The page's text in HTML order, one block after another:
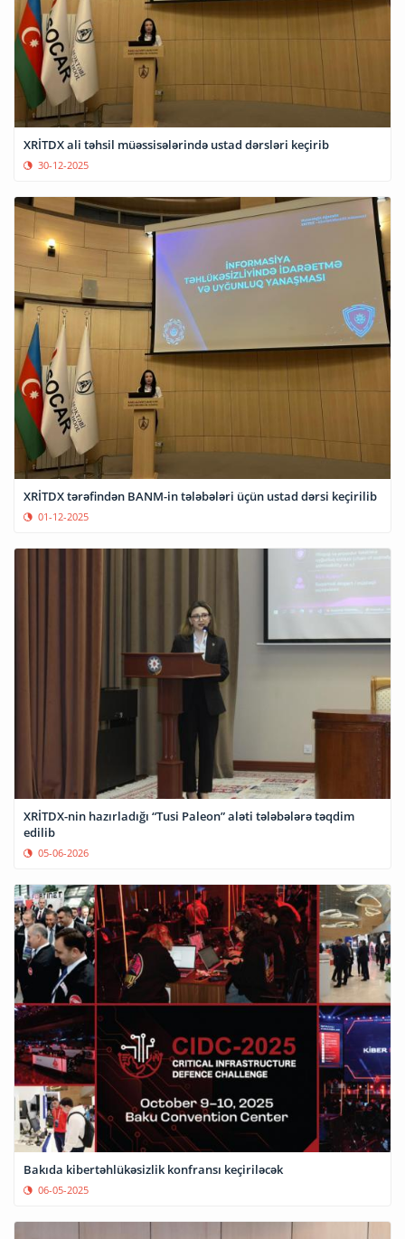
XRİTDX ali təhsil müəssisələrində ustad dərsləri keçirib
30-12-2025
XRİTDX tərəfindən BANM-in tələbələri üçün ustad dərsi keçirilib
01-12-2025
XRİTDX-nin hazırladığı “Tusi Paleon” aləti tələbələrə təqdim
edilib
05-06-2026
Bakıda kibertəhlükəsizlik konfransı keçiriləcək
06-05-2025